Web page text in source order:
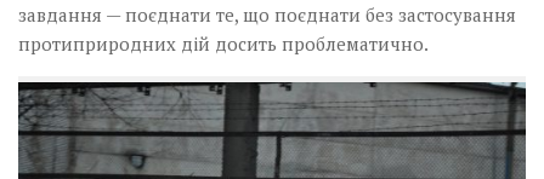
завдання — поєднати те, що поєднати без застосування
протиприродних дій досить проблематично.